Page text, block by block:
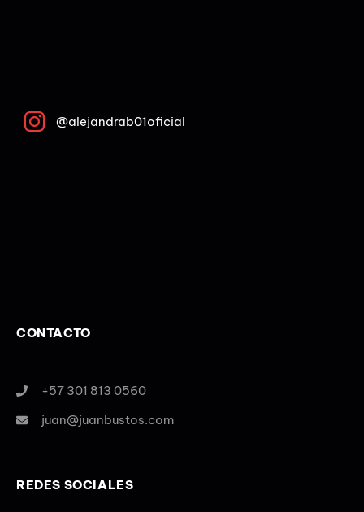
@alejandrab01oficial
CONTACTO
+57 301 813 0560
juan@juanbustos.com
REDES SOCIALES